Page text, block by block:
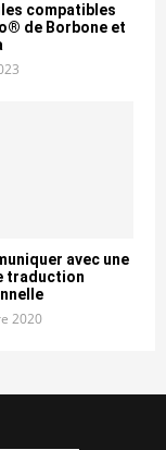
compatibles
de Borbone et
avec une
traduction
2020